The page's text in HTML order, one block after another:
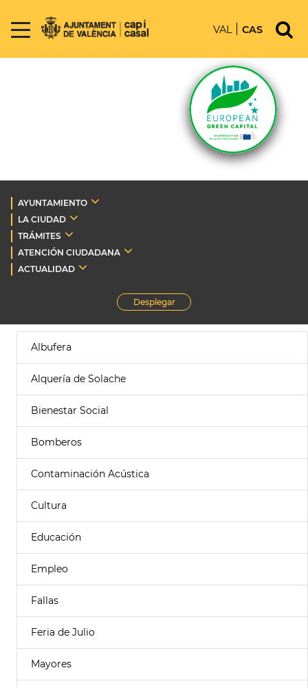
VAL CAS
AYUNTAMIENTO
LA CIUDAD
TRÁMITES
ATENCIÓN CIUDADANA
ACTUALIDAD
Desplegar
Albufera
Alquería de Solache
Bienestar Social
Bomberos
Contaminación Acústica
Cultura
Educación
Empleo
Fallas
Feria de Julio
Mayores